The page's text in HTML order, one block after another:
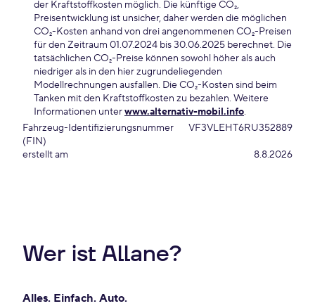
der Kraftstoffkosten möglich. Die künftige CO₂,
Preisentwicklung ist unsicher, daher werden die möglichen
CO₂-Kosten anhand von drei angenommenen CO₂-Preisen
für den Zeitraum 01.07.2024 bis 30.06.2025 berechnet. Die
tatsächlichen CO₂-Preise können sowohl höher als auch
niedriger als in den hier zugrundeliegenden
Modellrechnungen ausfallen. Die CO₂-Kosten sind beim
Tanken mit den Kraftstoffkosten zu bezahlen. Weitere
Informationen unterwww.alternativ-mobil.info.
Fahrzeug-Identifizierungsnummer
(FIN)
VF3VLEHT6RU352889
erstellt am 8.8.2026
Wer ist Allane?
Alles. Einfach. Auto.